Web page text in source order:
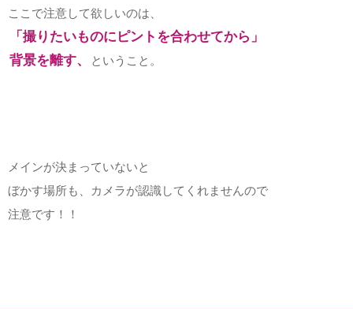
ここで注意して欲しいのは、
「撮りたいものにピントを合わせてから」
背景を離す、
ということ。
メインが決まっていないと
ぼかす場所も、カメラが認識してくれませんので
注意です！！